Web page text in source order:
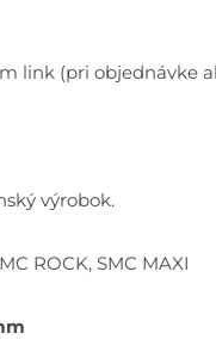
link (pri objednávke
výrobok.
ROCK, SMC MAXI